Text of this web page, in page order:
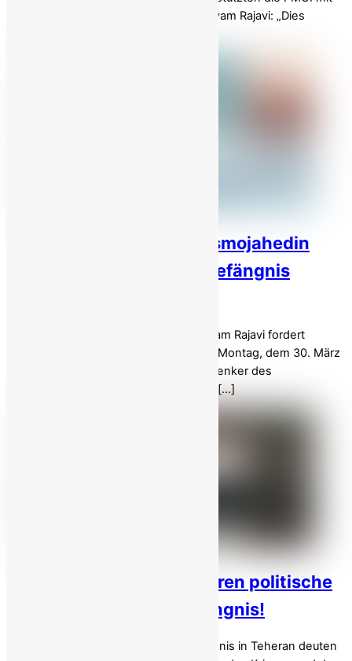
dem Ziel, das System zu stürzen.“ Maryam Rajavi: „Dies
Zwei Mitglieder der Volksmojahedin
(MEK) in Ghezel Hesar-Gefängnis
Die designierte NCRI-Präsidentin Maryam Rajavi fordert
sofortiges internationales Handeln Am Montag, dem 30. März
2026, im Morgengrauen hängten die Henker des
Klerikerregimes in einem barbarischen […]
Iranische Behörden isolieren politische
Gefangene im Evin-Gefängnis!
Aktuelle Berichte aus dem Evin-Gefängnis in Teheran deuten